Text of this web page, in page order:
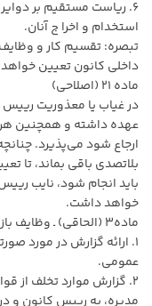
۶. ریاست مستقیم بر
استخدام و اخرا ج آنان.
تبصره: تقسیم کار و
داخلی کانون تعیین
ماده ۲۱ (اصلاحی)
در غیاب یا معذوریت رییس
عهده داشته و همچنین
ارجاع شود می‌پذیرد.
بلاتصدی باقی بماند، تا
باید انجام شود، نایب
خواهد داشت.
ماده۳ (الحاقی) ـ وظایف بازرس هیأت مدیره عبار ت است از:
۱. ارائه گزارش در مورد
عمومی.
۲. گزارش موارد تخلف از
مدیره، به رییس کانون و